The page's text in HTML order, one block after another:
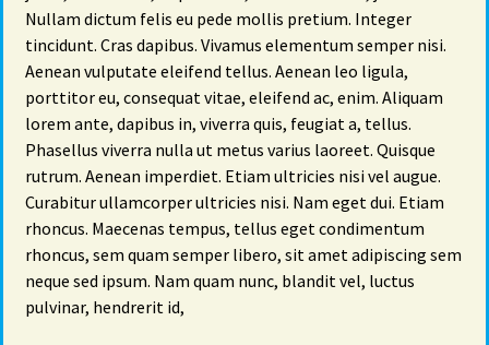
Nullam dictum felis eu pede mollis pretium. Integer
tincidunt. Cras dapibus. Vivamus elementum semper nisi.
Aenean vulputate eleifend tellus. Aenean leo ligula,
porttitor eu, consequat vitae, eleifend ac, enim. Aliquam
lorem ante, dapibus in, viverra quis, feugiat a, tellus.
Phasellus viverra nulla ut metus varius laoreet. Quisque
rutrum. Aenean imperdiet. Etiam ultricies nisi vel augue.
Curabitur ullamcorper ultricies nisi. Nam eget dui. Etiam
rhoncus. Maecenas tempus, tellus eget condimentum
rhoncus, sem quam semper libero, sit amet adipiscing sem
neque sed ipsum. Nam quam nunc, blandit vel, luctus
pulvinar, hendrerit id,